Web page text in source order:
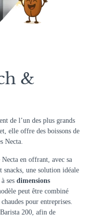
&
de l’un des plus grands
elle offre des boissons de
Necta.
en offrant, avec sa
snacks, une solution idéale
ses dimensions
peut être combiné
pour entreprises.
200, afin de